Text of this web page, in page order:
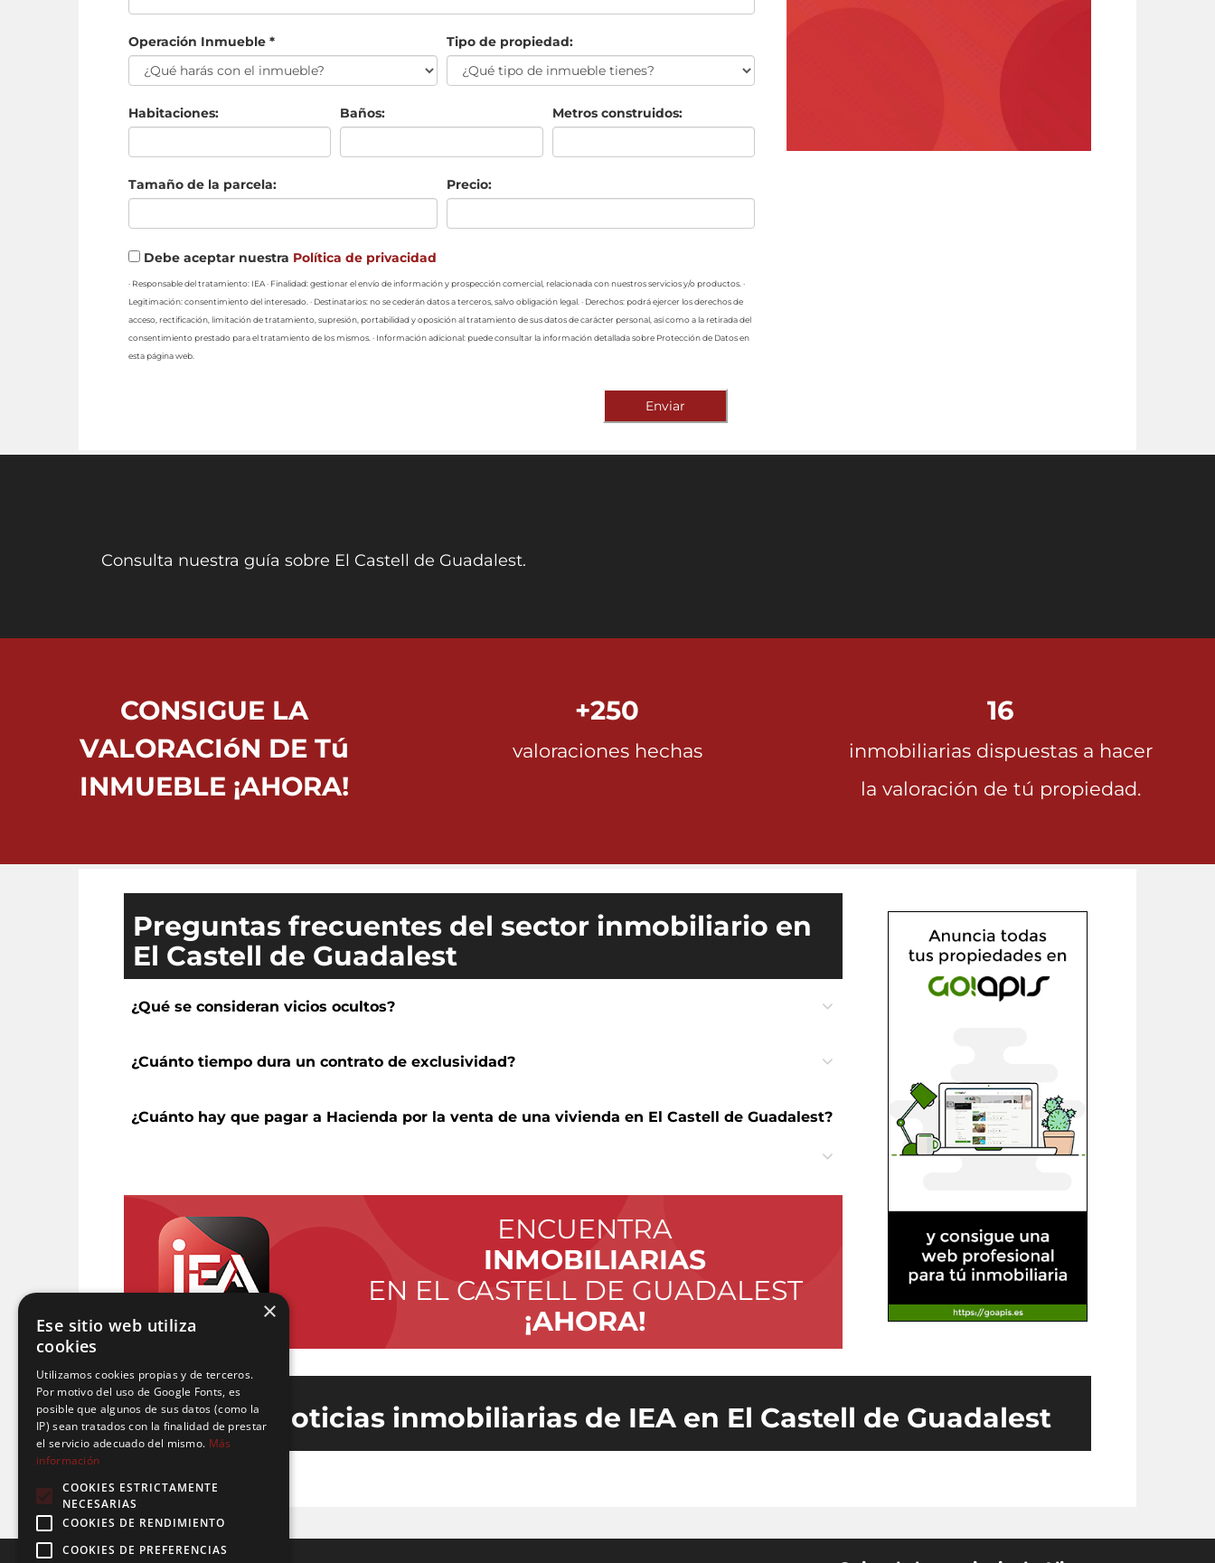
Operación Inmueble * Tipo de propiedad:
Habitaciones: Baños: Metros construidos:
Tamaño de la parcela: Precio:
Debe aceptar nuestra Política de privacidad
· Responsable del tratamiento: IEA · Finalidad: gestionar el envío de información y prospección comercial, relacionada con nuestros servicios y/o productos. ·
Legitimación: consentimiento del interesado. · Destinatarios: no se cederán datos a terceros, salvo obligación legal. · Derechos: podrá ejercer los derechos de
acceso, rectificación, limitación de tratamiento, supresión, portabilidad y oposición al tratamiento de sus datos de carácter personal, así como a la retirada del
consentimiento prestado para el tratamiento de los mismos. · Información adicional: puede consultar la información detallada sobre Protección de Datos en
esta página web.
Enviar
Consulta nuestra guía sobre El Castell de Guadalest.
CONSIGUE LA
VALORACIóN DE Tú
INMUEBLE ¡AHORA!
+250
valoraciones hechas
16
inmobiliarias dispuestas a hacer
la valoración de tú propiedad.
Preguntas frecuentes del sector inmobiliario en
El Castell de Guadalest
¿Qué se consideran vicios ocultos?
¿Cuánto tiempo dura un contrato de exclusividad?
¿Cuánto hay que pagar a Hacienda por la venta de una vivienda en El Castell de Guadalest?
ENCUENTRA
INMOBILIARIAS
EN EL CASTELL DE GUADALEST
¡AHORA!
Últimas noticias inmobiliarias de IEA en El Castell de Guadalest
×
Ese sitio web utiliza
cookies
Utilizamos cookies propias y de terceros.
Por motivo del uso de Google Fonts, es
posible que algunos de sus datos (como la
IP) sean tratados con la finalidad de prestar
el servicio adecuado del mismo. Más
información
COOKIES ESTRICTAMENTE
NECESARIAS
COOKIES DE RENDIMIENTO
COOKIES DE PREFERENCIAS